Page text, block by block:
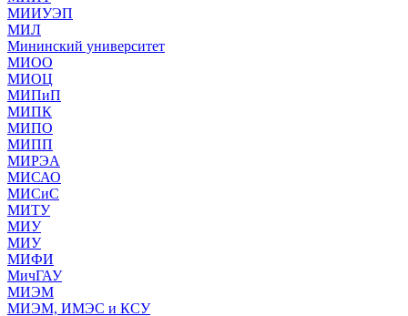
МИИУЭП
МИЛ
Мининский университет
МИОО
МИОЦ
МИПиП
МИПК
МИПО
МИПП
МИРЭА
МИСАО
МИСиС
МИТУ
МИУ
МИУ
МИФИ
МичГАУ
МИЭМ
МИЭМ, ИМЭС и КСУ